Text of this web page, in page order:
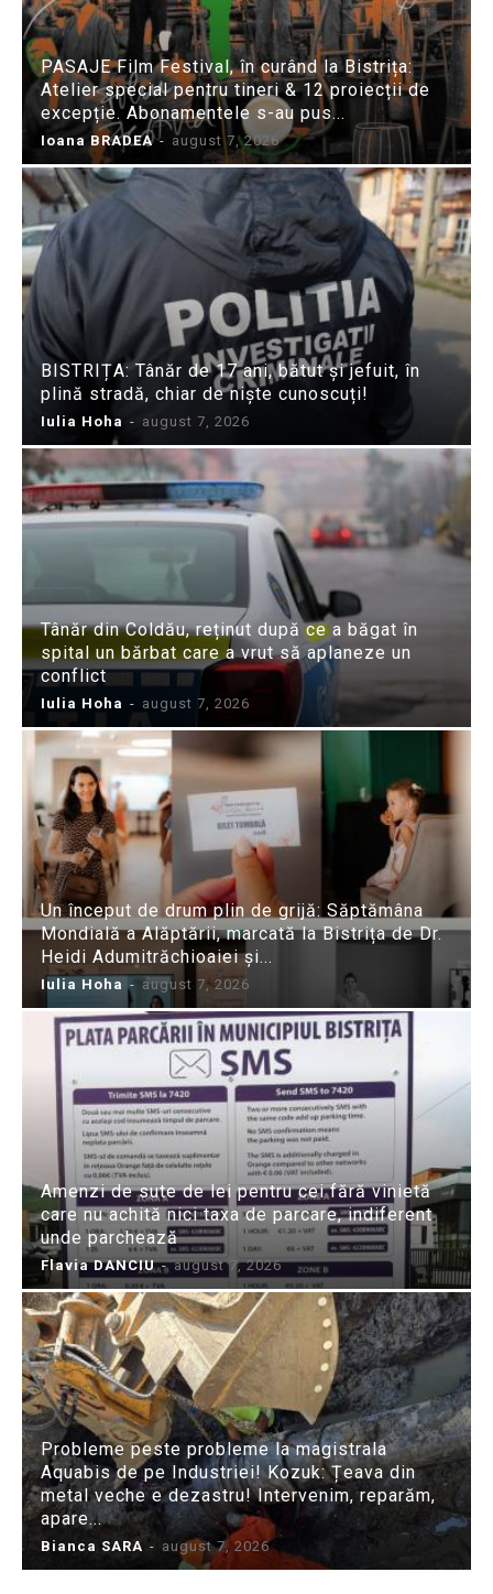
PASAJE Film Festival, în curând la Bistrița:
Atelier special pentru tineri & 12 proiecții de
excepție. Abonamentele s-au pus...
Ioana BRADEA - august 7, 2026
BISTRIȚA: Tânăr de 17 ani, bătut și jefuit, în
plină stradă, chiar de niște cunoscuți!
Iulia Hoha - august 7, 2026
Tânăr din Coldău, reținut după ce a băgat în
spital un bărbat care a vrut să aplaneze un
conflict
Iulia Hoha - august 7, 2026
Un început de drum plin de grijă: Săptămâna
Mondială a Alăptării, marcată la Bistrița de Dr.
Heidi Adumitrăchioaiei și...
Iulia Hoha - august 7, 2026
Amenzi de sute de lei pentru cei fără vinietă
care nu achită nici taxa de parcare, indiferent
unde parchează
Flavia DANCIU - august 7, 2026
Probleme peste probleme la magistrala
Aquabis de pe Industriei! Kozuk: Țeava din
metal veche e dezastru! Intervenim, reparăm,
apare...
Bianca SARA - august 7, 2026